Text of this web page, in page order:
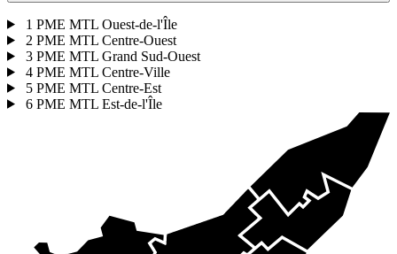
1 PME MTL Ouest-de-l'Île
2 PME MTL Centre-Ouest
3 PME MTL Grand Sud-Ouest
4 PME MTL Centre-Ville
5 PME MTL Centre-Est
6 PME MTL Est-de-l'Île